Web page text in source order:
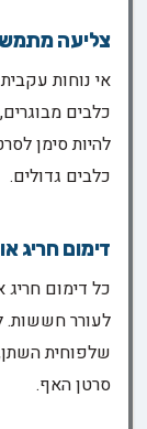
צליעה
אי נוחות
כלבים
להיות סימן
כלבים גדולים.
דימום חריג
כל דימום
לעורר חששות.
שלפוחית
סרטן האף.